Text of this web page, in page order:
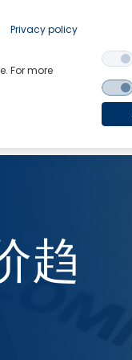
趋
Privacy policy
For more